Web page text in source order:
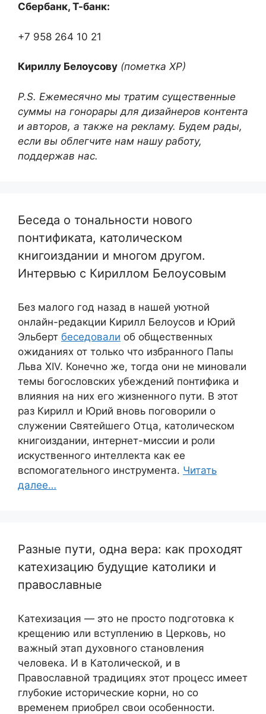
Сбербанк, Т-банк:
+7 958 264 10 21
Кириллу Белоусову (пометка ХР)
P.S. Ежемесячно мы тратим существенные
суммы на гонорары для дизайнеров контента
и авторов, а также на рекламу. Будем рады,
если вы облегчите нам нашу работу,
поддержав нас.
Беседа о тональности нового
понтификата, католическом
книгоиздании и многом другом.
Интервью с Кириллом Белоусовым
Без малого год назад в нашей уютной
онлайн-редакции Кирилл Белоусов и Юрий
Эльберт беседовали об общественных
ожиданиях от только что избранного Папы
Льва XIV. Конечно же, тогда они не миновали
темы богословских убеждений понтифика и
влияния на них его жизненного пути. В этот
раз Кирилл и Юрий вновь поговорили о
служении Святейшего Отца, католическом
книгоиздании, интернет-миссии и роли
искуственного интеллекта как ее
вспомогательного инструмента. Читать
далее…
Разные пути, одна вера: как проходят
катехизацию будущие католики и
православные
Катехизация — это не просто подготовка к
крещению или вступлению в Церковь, но
важный этап духовного становления
человека. И в Католической, и в
Православной традициях этот процесс имеет
глубокие исторические корни, но со
временем приобрел свои особенности.